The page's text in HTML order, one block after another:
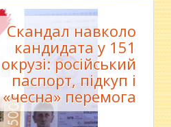
Скандал навколо
кандидата у 151
окрузі: російський
паспорт, підкуп і
«чесна» перемога